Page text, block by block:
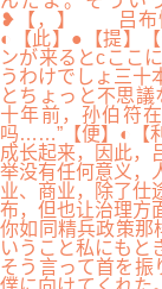
❥【，】 吕布恍
◐【此】●【提】
ンが来るとcここ
うわけでしょ三十
とちょっと不思
十年前，孙伯符
吗……”【便】◐【
成长起来，因此，
举没有任何意义，
业、商业，除了仕
布，但也让治理方
你如同精兵政策那
いうこと私にもと
そう言って首を振